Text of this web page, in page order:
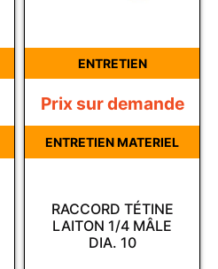
ENTRETIEN
RACCORD TÉTINE
LAITON 1/4 MÂLE
DIA. 10
Prix sur demande
ENTRETIEN MATERIEL